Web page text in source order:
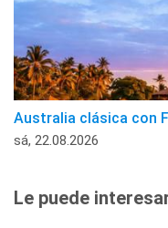
Australia clásica con
sá, 22.08.2026
Le puede